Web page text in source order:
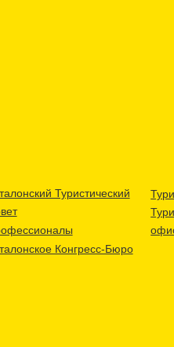
Туристический
Конгресс-Бюро